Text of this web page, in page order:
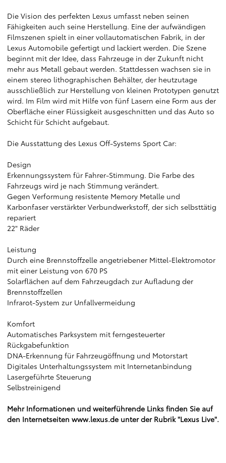
Die Vision des perfekten Lexus umfasst neben seinen
Fähigkeiten auch seine Herstellung. Eine der aufwändigen
Filmszenen spielt in einer vollautomatischen Fabrik, in der
Lexus Automobile gefertigt und lackiert werden. Die Szene
beginnt mit der Idee, dass Fahrzeuge in der Zukunft nicht
mehr aus Metall gebaut werden. Stattdessen wachsen sie in
einem stereo lithographischen Behälter, der heutzutage
ausschließlich zur Herstellung von kleinen Prototypen genutzt
wird. Im Film wird mit Hilfe von fünf Lasern eine Form aus der
Oberfläche einer Flüssigkeit ausgeschnitten und das Auto so
Schicht für Schicht aufgebaut.
Die Ausstattung des Lexus Off-Systems Sport Car:
Design
Erkennungssystem für Fahrer-Stimmung. Die Farbe des
Fahrzeugs wird je nach Stimmung verändert.
Gegen Verformung resistente Memory Metalle und
Karbonfaser verstärkter Verbundwerkstoff, der sich selbsttätig
repariert
22" Räder
Leistung
Durch eine Brennstoffzelle angetriebener Mittel-Elektromotor
mit einer Leistung von 670 PS
Solarflächen auf dem Fahrzeugdach zur Aufladung der
Brennstoffzellen
Infrarot-System zur Unfallvermeidung
Komfort
Automatisches Parksystem mit ferngesteuerter
Rückgabefunktion
DNA-Erkennung für Fahrzeugöffnung und Motorstart
Digitales Unterhaltungssystem mit Internetanbindung
Lasergeführte Steuerung
Selbstreinigend
Mehr Informationen und weiterführende Links finden Sie auf
den Internetseiten www.lexus.de unter der Rubrik "Lexus Live".